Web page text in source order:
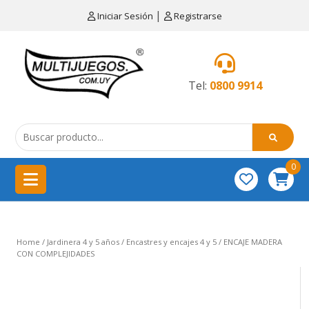
Iniciar Sesión | Registrarse
Tel: 0800 9914
MENÚ
de
cocina
China
importación
Educativos
0
Home / Jardinera 4 y 5 años / Encastres y encajes 4 y 5 / ENCAJE MADERA
CON COMPLEJIDADES